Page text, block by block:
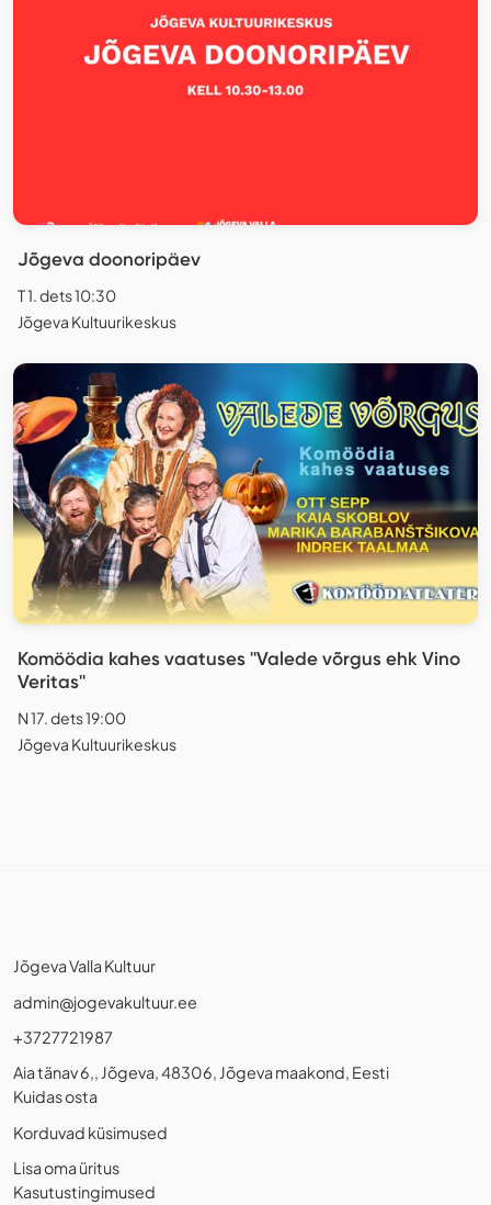
Jõgeva doonoripäev
T 1. dets 10:30
Jõgeva Kultuurikeskus
Komöödia kahes vaatuses ''Valede võrgus ehk Vino
Veritas''
N 17. dets 19:00
Jõgeva Kultuurikeskus
Jõgeva Valla Kultuur
admin@jogevakultuur.ee
+3727721987
Aia tänav 6,, Jõgeva, 48306, Jõgeva maakond, Eesti
Kuidas osta
Korduvad küsimused
Lisa oma üritus
Kasutustingimused